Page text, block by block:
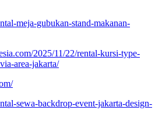
meja-gubukan-stand-makanan-
2025/11/22/rental-kursi-type-
area-jakarta/
sewa-backdrop-event-jakarta-design-